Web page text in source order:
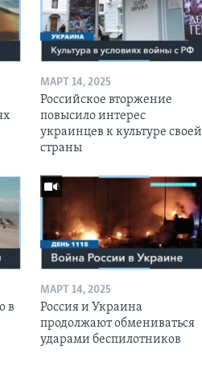
МАРТ 14, 2025
Российское вторжение
повысило интерес
украинцев к культуре своей
страны
в
МАРТ 14, 2025
Россия и Украина
продолжают обмениваться
ударами беспилотников